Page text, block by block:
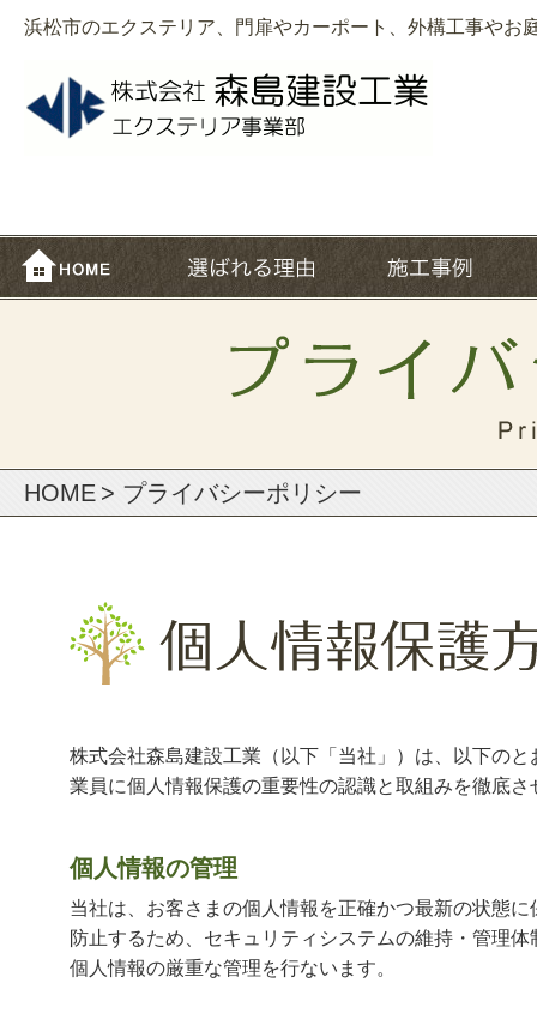
浜松市のエクステリア、門扉やカーポート、外構工事やお
HOME > プライバシーポリシー
株式会社森島建設工業（以下「当社」）は、以下の
業員に個人情報保護の重要性の認識と取組みを徹底
個人情報の管理
当社は、お客さまの個人情報を正確かつ最新の状態
防止するため、セキュリティシステムの維持・管理
個人情報の厳重な管理を行ないます。